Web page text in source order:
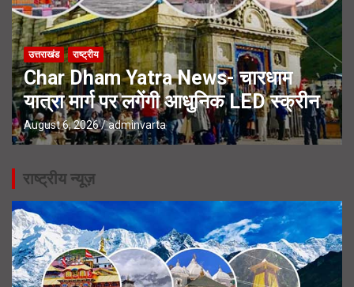
उत्तराखंड राष्ट्रीय
Char Dham Yatra News- चारधाम
यात्रा मार्ग पर लगेंगी आधुनिक LED स्क्रीन
August 6, 2026 adminvarta
राष्ट्रीय न्यूज़